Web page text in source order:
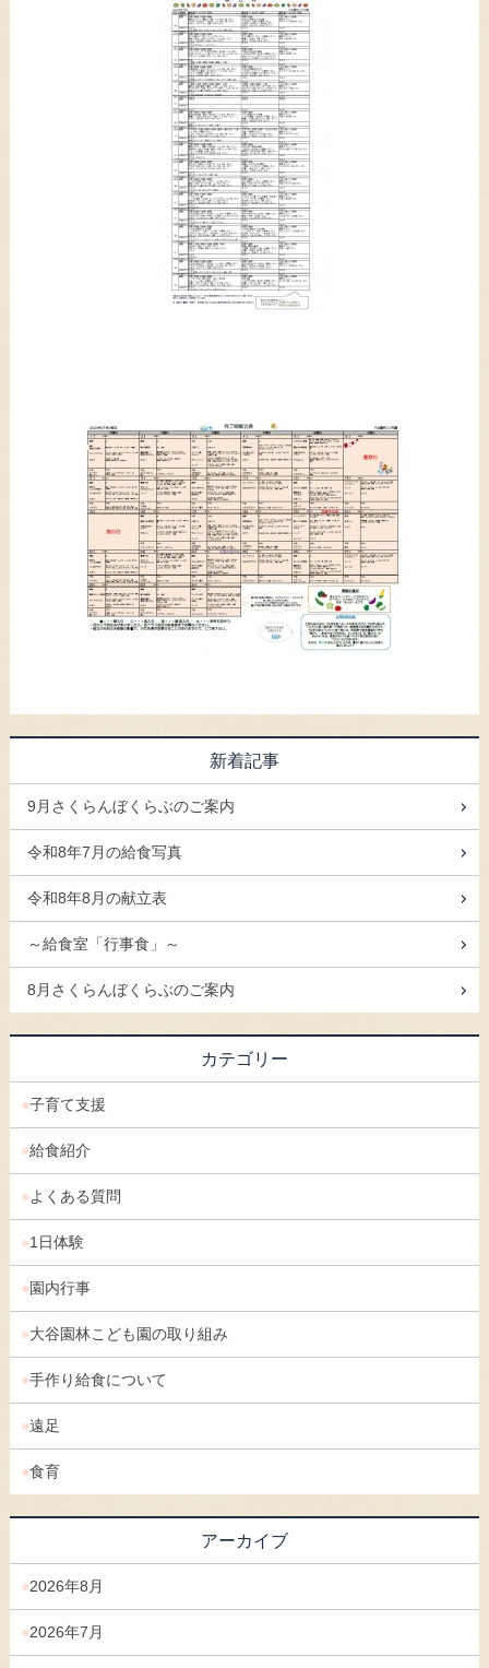
新着記事
9月さくらんぼくらぶのご案内
令和8年7月の給食写真
令和8年8月の献立表
～給食室「行事食」～
8月さくらんぼくらぶのご案内
カテゴリー
子育て支援
給食紹介
よくある質問
1日体験
園内行事
大谷園林こども園の取り組み
手作り給食について
遠足
食育
アーカイブ
2026年8月
2026年7月